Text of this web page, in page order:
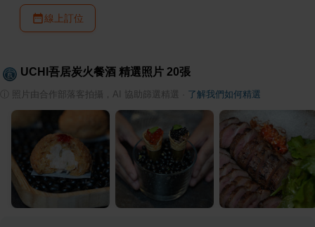
線上訂位
UCHI吾居炭火餐酒 精選照片 20張
照片由合作部落客拍攝，AI 協助篩選精選 了解我們如何精選